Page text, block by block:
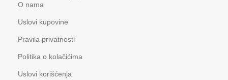
O nama
Uslovi kupovine
Pravila privatnosti
Politika o kolačićima
Uslovi korišćenja